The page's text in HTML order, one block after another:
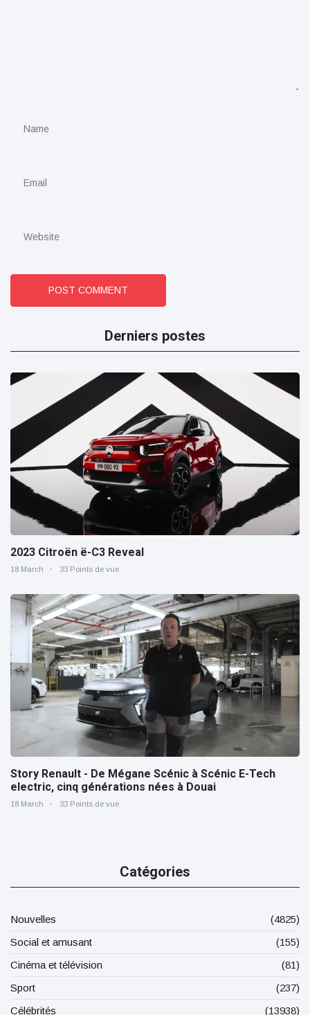
POST COMMENT
Derniers postes
2023 Citroën ë-C3 Reveal
18 March 33 Points de vue
Story Renault - De Mégane Scénic à Scénic E-Tech
electric, cinq générations nées à Douai
18 March 33 Points de vue
Catégories
Nouvelles
(4825)
Social et amusant
(155)
Cinéma et télévision
(81)
Sport
(237)
Célébrités
(13938)